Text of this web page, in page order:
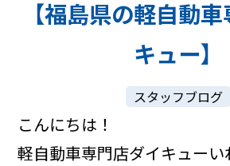
【福島県の軽自動
キュー】
スタッフブログ
こんにちは！
軽自動車専門店ダイキュー